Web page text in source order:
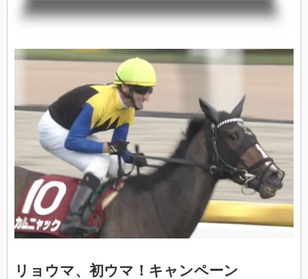
常連今回の勝利でJRA通算100勝に王手をかけた※3月9日（日）～ 6月8日（日）
勝つこと...
リョウマ、初ウマ！キャンペーン